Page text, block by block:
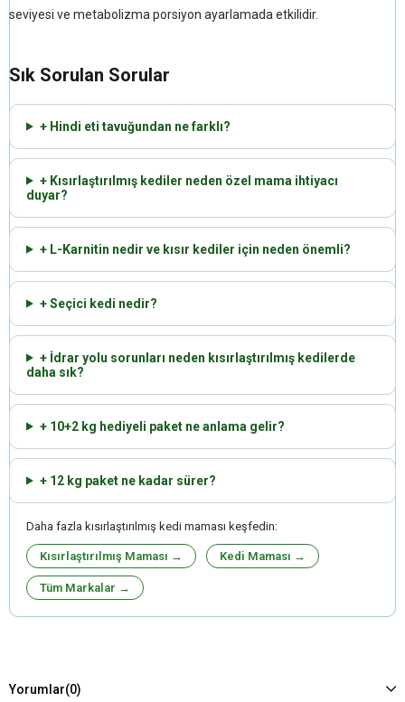
seviyesi ve metabolizma porsiyon ayarlamada etkilidir.
Sık Sorulan Sorular
+ Hindi eti tavuğundan ne farklı?
+ Kısırlaştırılmış kediler neden özel mama ihtiyacı
duyar?
+ L-Karnitin nedir ve kısır kediler için neden önemli?
+ Seçici kedi nedir?
+ İdrar yolu sorunları neden kısırlaştırılmış kedilerde
daha sık?
+ 10+2 kg hediyeli paket ne anlama gelir?
+ 12 kg paket ne kadar sürer?
Daha fazla kısırlaştırılmış kedi maması keşfedin:
Kısırlaştırılmış Maması → Kedi Maması →
Tüm Markalar →
Yorumlar(0)